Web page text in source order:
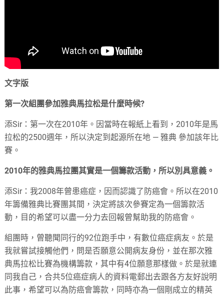
文字版
第一次組團參加雅典馬拉松是什麼時候?
添Sir：第一次在2010年。因當時在報紙上看到，2010年是馬
拉松的2500週年，所以決定到起源所在地 — 雅典 參加該年比
賽。
2010年的雅典馬拉團其實是一個籌款活動，所以別具意義。
添Sir：我2008年曾患癌症，因而認識了防癌會。所以在2010
年籌備雅典比賽團其間，決定將該次參賽定為一個籌款活
動，目的希望可以盡一分力去回報曾幫助我的防癌會。
組團時，曾聽聞同行的92位跑手中，有數位癌症病友。於是
我就嘗試接觸他們，問是否願意公開病友身份，並在那次雅
典馬拉松比賽為機構籌款，其中有4位願意那樣做。於是就連
同我自己，合共5位癌症病人的資料電郵出去跟各方友好說明
此事，希望可以為防癌會籌款，同時亦為一個剛成立的精英